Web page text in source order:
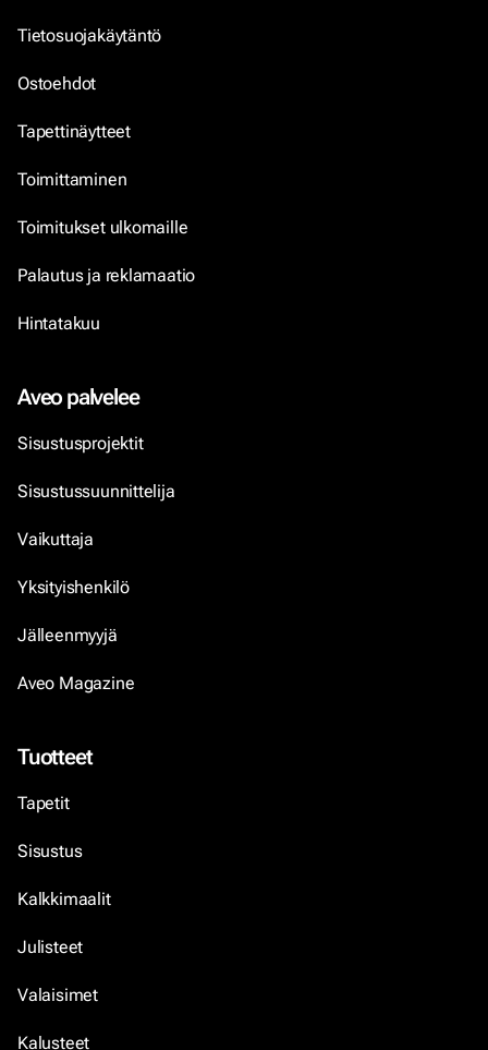
Tietosuojakäytäntö
Ostoehdot
Tapettinäytteet
Toimittaminen
Toimitukset ulkomaille
Palautus ja reklamaatio
Hintatakuu
Aveo palvelee
Sisustusprojektit
Sisustussuunnittelija
Vaikuttaja
Yksityishenkilö
Jälleenmyyjä
Aveo Magazine
Tuotteet
Tapetit
Sisustus
Kalkkimaalit
Julisteet
Valaisimet
Kalusteet